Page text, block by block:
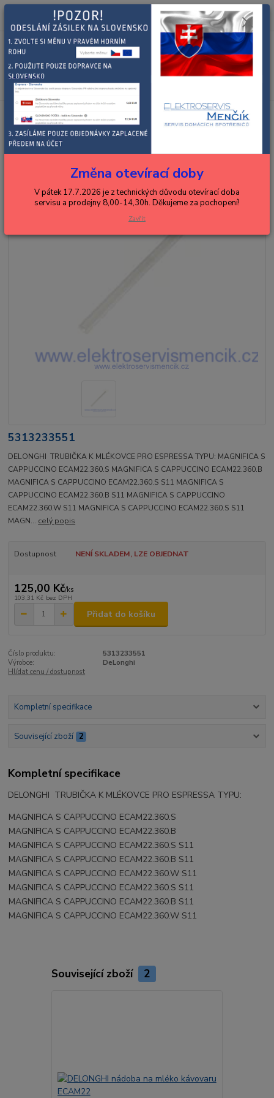
Menu
+420 602 288 130
(Po-Pá, 8-15 hod.)
0ks
za0,00 Kč
DELONGHI
trubičky mlékovek
DELONGHI trubička k mlékovce
DELONGHI trubička k mlékovce
5313233551
DELONGHI TRUBIČKA K MLÉKOVCE PRO ESPRESSA TYPU: MAGNIFICA S
CAPPUCCINO ECAM22.360.S MAGNIFICA S CAPPUCCINO ECAM22.360.B
MAGNIFICA S CAPPUCCINO ECAM22.360.S S11 MAGNIFICA S
CAPPUCCINO ECAM22.360.B S11 MAGNIFICA S CAPPUCCINO
ECAM22.360.W S11 MAGNIFICA S CAPPUCCINO ECAM22.360.S S11
MAGN... celý popis
Dostupnost NENÍ SKLADEM, LZE OBJEDNAT
125,00 Kč/ks
103,31 Kč bez DPH
Přidat do košíku
Číslo produktu:
5313233551
Výrobce:
DeLonghi
Hlídat cenu / dostupnost
Kompletní specifikace
Související zboží 2
Kompletní specifikace
DELONGHI TRUBIČKA K MLÉKOVCE PRO ESPRESSA TYPU:
MAGNIFICA S CAPPUCCINO ECAM22.360.S
MAGNIFICA S CAPPUCCINO ECAM22.360.B
MAGNIFICA S CAPPUCCINO ECAM22.360.S S11
MAGNIFICA S CAPPUCCINO ECAM22.360.B S11
MAGNIFICA S CAPPUCCINO ECAM22.360.W S11
MAGNIFICA S CAPPUCCINO ECAM22.360.S S11
MAGNIFICA S CAPPUCCINO ECAM22.360.B S11
MAGNIFICA S CAPPUCCINO ECAM22.360.W S11
Související zboží 2
Změna otevírací doby
V pátek 17.7.2026 je z technických důvodu otevírací doba
servisu a prodejny 8,00-14,30h. Děkujeme za pochopení!
Zavřít